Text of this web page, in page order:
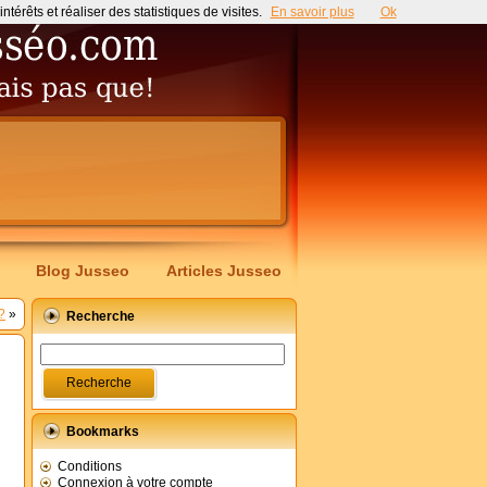
Blog Jusseo Articles Jusseo
» Recherche
Bookmarks
Conditions
Connexion à votre compte
et réaliser des statistiques de visites. En savoir plus Ok